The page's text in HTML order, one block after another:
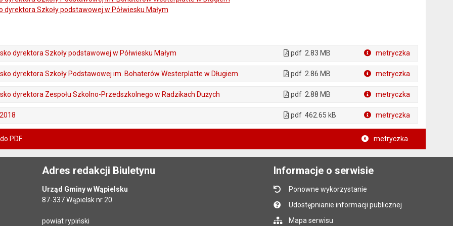
dyrektora Szkoły podstawowej w Półwiesku Małym
dyrektora Szkoły podstawowej w Półwiesku Małym pdf 2.83 MB metryczka
dyrektora Szkoły Podstawowej im. Bohaterów Westerplatte w Długiem pdf 2.86 MB metryczka
dyrektora Zespołu Szkolno-Przedszkolnego w Radzikach Dużych pdf 2.88 MB metryczka
pdf 462.65 kB metryczka
PDF metryczka
Adres redakcji Biuletynu
Urząd Gminy w Wąpielsku
87-337 Wąpielsk nr 20
powiat rypiński
Informacje o serwisie
Ponowne wykorzystanie
Udostępnianie informacji publicznej
Mapa serwisu